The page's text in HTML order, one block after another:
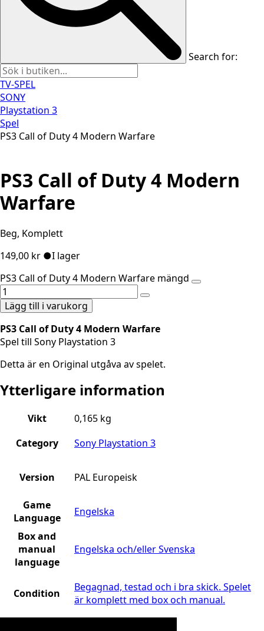
Search for:
TV-SPEL
SONY
Playstation 3
Spel
PS3 Call of Duty 4 Modern Warfare
PS3 Call of Duty 4 Modern
Warfare
Beg, Komplett
149,00 kr ●I lager
PS3 Call of Duty 4 Modern Warfare mängd
Lägg till i varukorg
PS3 Call of Duty 4 Modern Warfare
Spel till Sony Playstation 3
Detta är en Original utgåva av spelet.
Ytterligare information
Vikt
0,165 kg
Category
Sony Playstation 3
Version PAL Europeisk
Game
Language
Engelska
Box and
manual
language
Engelska och/eller Svenska
Condition
Begagnad, testad och i bra skick. Spelet
är komplett med box och manual.